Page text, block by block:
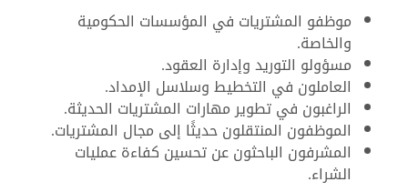
موظفو المشتريات في المؤسسات الحكومية
والخاصة.
مسؤولو التوريد وإدارة العقود.
العاملون في التخطيط وسلاسل الإمداد.
الراغبون في تطوير مهارات المشتريات الحديثة.
الموظفون المنتقلون حديثًا إلى مجال المشتريات.
المشرفون الباحثون عن تحسين كفاءة عمليات
الشراء.